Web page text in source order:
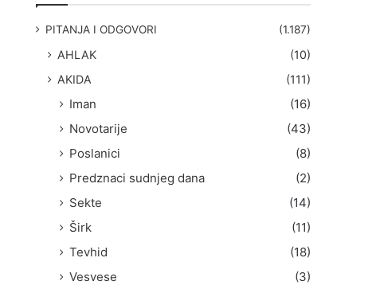
PITANJA I ODGOVORI (1.187)
AHLAK
(10)
AKIDA
(111)
Iman
(16)
Novotarije
(43)
Poslanici
(8)
Predznaci sudnjeg dana
(2)
Sekte
(14)
Širk
(11)
Tevhid
(18)
Vesvese
(3)